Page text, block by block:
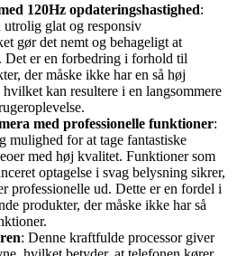
120Hz opdateringshastighed:
glat og responsiv
gør det nemt og behageligt at
Det er en forbedring i forhold til
der måske ikke har en så høj
kan resultere i en langsommere
med professionelle funktioner:
mulighed for at tage fantastiske
med høj kvalitet. Funktioner som
optagelse i svag belysning sikrer,
professionelle ud. Dette er en fordel i
produkter, der måske ikke har så
: Denne kraftfulde processor giver